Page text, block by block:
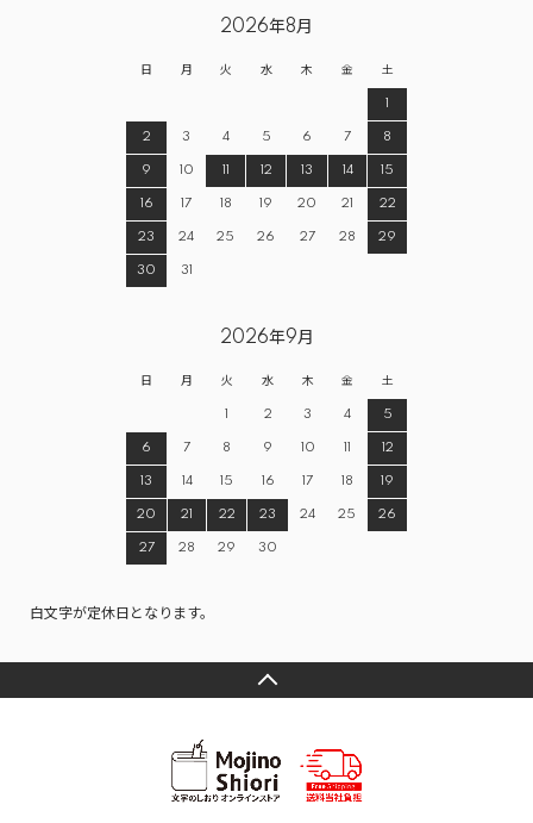
2026年8月
日 月 火 水 木 金 土
1
2 3 4 5 6 7 8
9 10 11 12 13 14 15
16 17 18 19 20 21 22
23 24 25 26 27 28 29
30 31
2026年9月
日 月 火 水 木 金 土
1 2 3 4 5
6 7 8 9 10 11 12
13 14 15 16 17 18 19
20 21 22 23 24 25 26
27 28 29 30
白文字が定休日となります。